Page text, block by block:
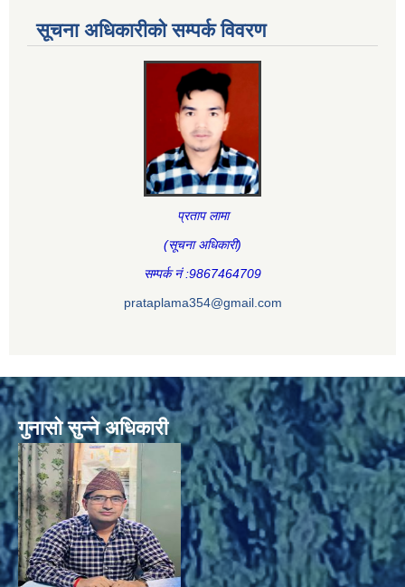
सूचना अधिकारीकाे सम्पर्क विवरण
प्रताप लामा
(सूचना अधिकारी)
सम्पर्क नं :9867464709
prataplama354@gmail.com
गुनासो सुन्ने अधिकारी